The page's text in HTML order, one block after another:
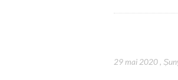
29 mai 2020,